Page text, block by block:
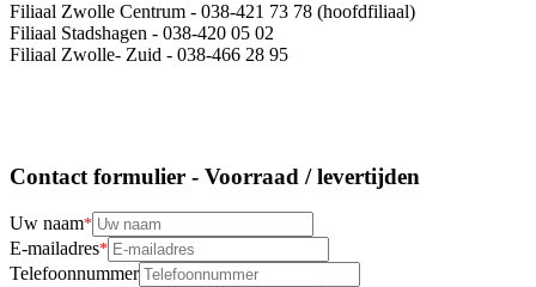
Filiaal Zwolle Centrum - 038-421 73 78 (hoofdfiliaal)
Filiaal Stadshagen - 038-420 05 02
Filiaal Zwolle- Zuid - 038-466 28 95
Contact formulier - Voorraad / levertijden
Uw naam
E-mailadres
Telefoonnummer